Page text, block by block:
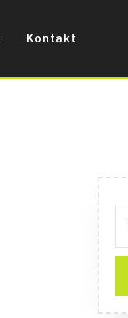
Kontakt